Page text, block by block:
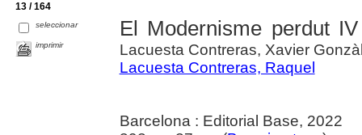
13 / 164
seleccionar
imprimir
El Modernisme perdut
Lacuesta Contreras, Xavier
Lacuesta Contreras, Raquel
Barcelona : Editorial Base, 2022